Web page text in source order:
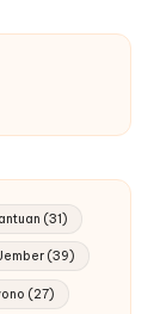
(31)
(39)
(27)